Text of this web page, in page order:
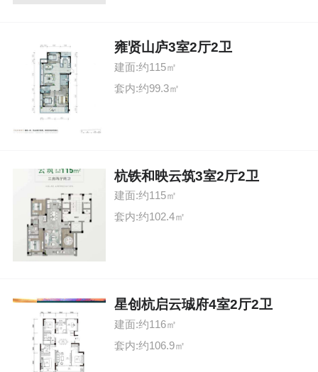
雍贤山庐3室2厅2卫
建面:约115㎡
套内:约99.3㎡
杭铁和映云筑3室2厅2卫
建面:约115㎡
套内:约102.4㎡
星创杭启云珹府4室2厅2卫
建面:约116㎡
套内:约106.9㎡